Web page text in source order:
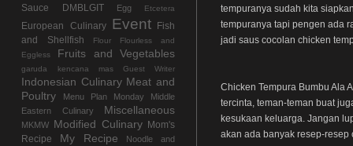
Sauce
DMBLGIT Egg Etcetera
European Culinary Event Fish
and Shellfish
Flour
Flourless and
Eggless
Fruits and Vegetables
garuda kencana mas Guest Writer
Indonesian Culinary Meat and
Poultry
Menu Plan Monday
Middle
Eastern Culinary
Miscellaneous
MKMW Modified Culinary Mom's
Recipe
My Recipe
Noodle and
tempuranya sudah kita
tempuranya tapi pengen ada
jadi saus cocolan chicken
Chicken Tempura Bumbu Ala
tercinta, teman-teman buat
kesukaan keluarga. Jangan
akan ada banyak resep-resep